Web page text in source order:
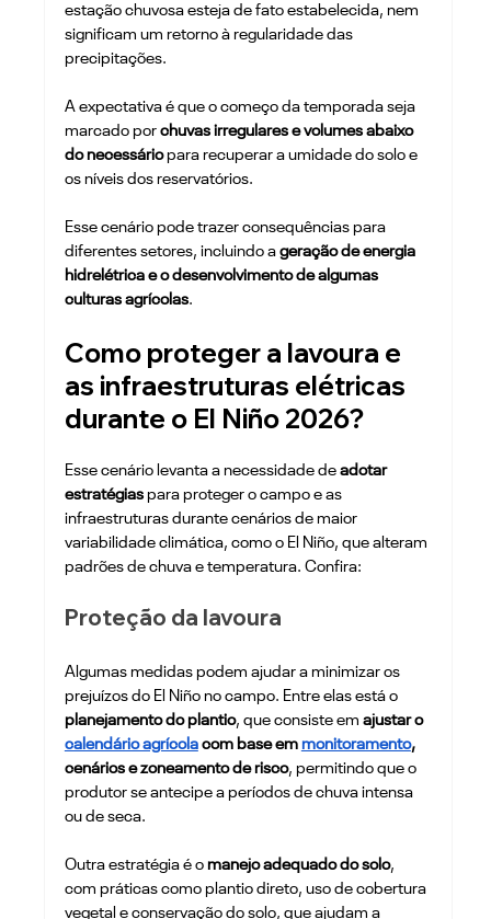
estação chuvosa esteja de fato estabelecida, nem
significam um retorno à regularidade das
precipitações.
A expectativa é que o começo da temporada seja
marcado por chuvas irregulares e volumes abaixo
do necessário para recuperar a umidade do solo e
os níveis dos reservatórios.
Esse cenário pode trazer consequências para
diferentes setores, incluindo a geração de energia
hidrelétrica e o desenvolvimento de algumas
culturas agrícolas.
Como proteger a lavoura e
as infraestruturas elétricas
durante o El Niño 2026?
Esse cenário levanta a necessidade de adotar
estratégias para proteger o campo e as
infraestruturas durante cenários de maior
variabilidade climática, como o El Niño, que alteram
padrões de chuva e temperatura. Confira:
Proteção da lavoura
Algumas medidas podem ajudar a minimizar os
prejuízos do El Niño no campo. Entre elas está o
planejamento do plantio, que consiste em ajustar o
calendário agrícola com base em monitoramento,
cenários e zoneamento de risco, permitindo que o
produtor se antecipe a períodos de chuva intensa
ou de seca.
Outra estratégia é o manejo adequado do solo,
com práticas como plantio direto, uso de cobertura
vegetal e conservação do solo, que ajudam a